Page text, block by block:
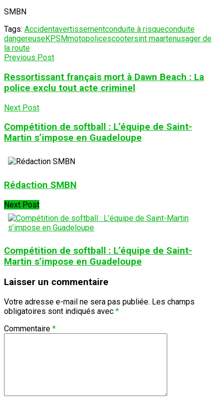
SMBN
Tags: Accidentavertissementconduite à risqueconduite
dangereuseKPSMmotopolicescootersint maartenusager de
la route
Previous Post
Ressortissant français mort à Dawn Beach : La
police exclu tout acte criminel
Next Post
Compétition de softball : L’équipe de Saint-
Martin s’impose en Guadeloupe
Rédaction SMBN
Next Post
Compétition de softball : L’équipe de Saint-
Martin s’impose en Guadeloupe
Laisser un commentaire
Votre adresse e-mail ne sera pas publiée. Les champs
obligatoires sont indiqués avec *
Commentaire *